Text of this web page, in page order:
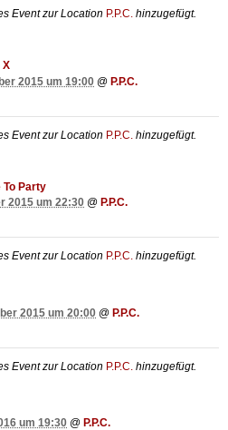
Event zur Location P.P.C. hinzugefügt.
X
2015 um 19:00 @ P.P.C.
Event zur Location P.P.C. hinzugefügt.
Party
2015 um 22:30 @ P.P.C.
Event zur Location P.P.C. hinzugefügt.
2015 um 20:00 @ P.P.C.
Event zur Location P.P.C. hinzugefügt.
um 19:30 @ P.P.C.